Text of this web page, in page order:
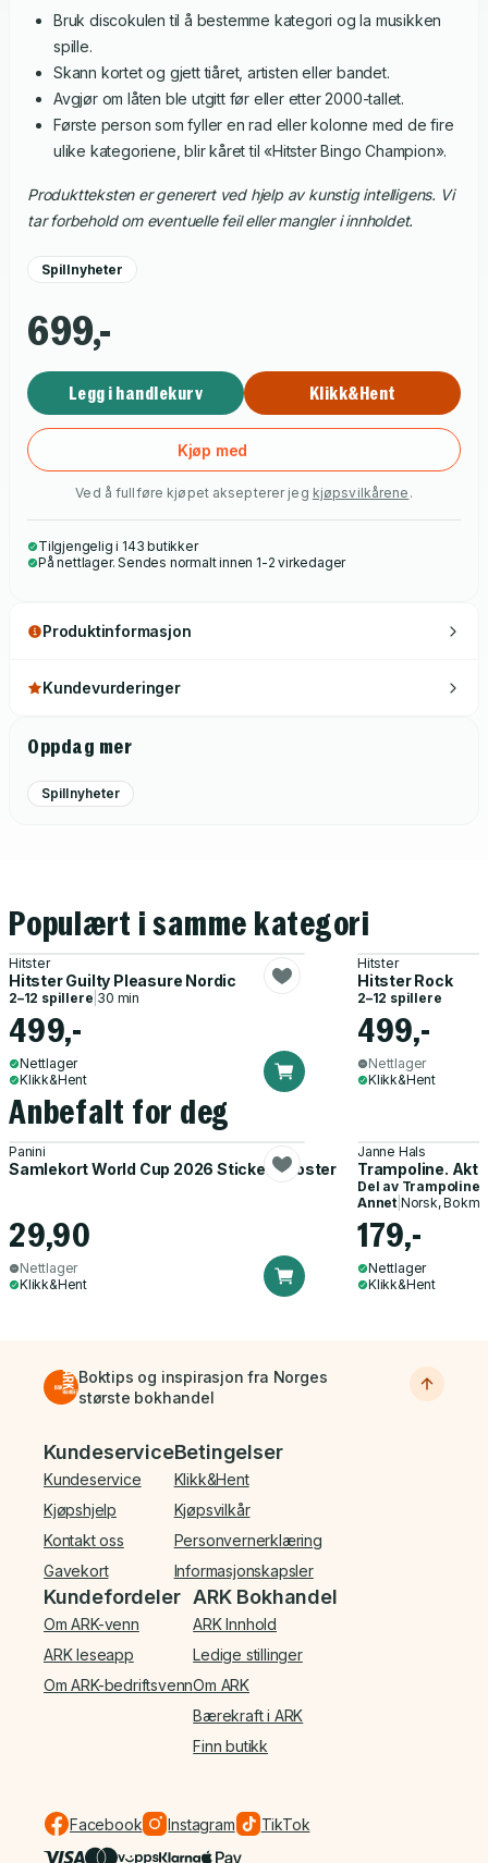
Bruk discokulen til å bestemme kategori og la musikken
spille.
Skann kortet og gjett tiåret, artisten eller bandet.
Avgjør om låten ble utgitt før eller etter 2000-tallet.
Første person som fyller en rad eller kolonne med de fire
ulike kategoriene, blir kåret til «Hitster Bingo Champion».
Produktteksten er generert ved hjelp av kunstig intelligens. Vi
tar forbehold om eventuelle feil eller mangler i innholdet.
Spillnyheter
699,-
Legg i handlekurv Klikk&Hent
Kjøp med
Ved å fullføre kjøpet aksepterer jeg kjøpsvilkårene .
Tilgjengelig i 143 butikker
På nettlager. Sendes normalt innen 1-2 virkedager
Produktinformasjon
Kundevurderinger
Oppdag mer
Spillnyheter
Populært i samme kategori
Hitster
Hitster Guilty Pleasure Nordic
2–12 spillere 30 min
499,-
Nettlager
Klikk&Hent
Hitster
Hitster Rock
2–12 spillere
499,-
Nettlager
Klikk&Hent
Anbefalt for deg
Panini
Samlekort World Cup 2026 Sticker Booster
29,90
Nettlager
Klikk&Hent
Janne Hals
Trampoline.
Del av Trampoline
Annet| Norsk,
179,-
Nettlager
Klikk&Hent
Boktips og inspirasjon fra Norges
største bokhandel
Bunnmeny
Kundeservice
Kundeservice
Kjøpshjelp
Kontakt oss
Gavekort
Betingelser
Klikk&Hent
Kjøpsvilkår
Personvernerklæring
Informasjonskapsler
Kundefordeler
Om ARK-venn
ARK leseapp
Om ARK-bedriftsvenn
ARK Bokhandel
ARK Innhold
Ledige stillinger
Om ARK
Bærekraft i ARK
Finn butikk
Facebook Instagram TikTok